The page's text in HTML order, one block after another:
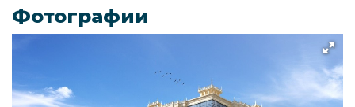
Фотографии